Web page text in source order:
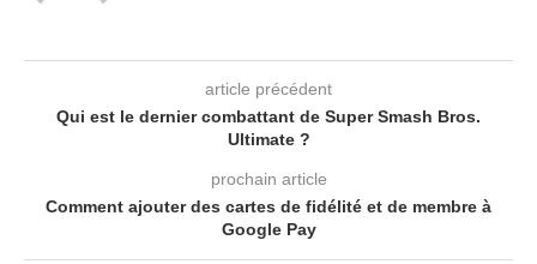
article précédent
Qui est le dernier combattant de Super Smash Bros.
Ultimate ?
prochain article
Comment ajouter des cartes de fidélité et de membre à
Google Pay